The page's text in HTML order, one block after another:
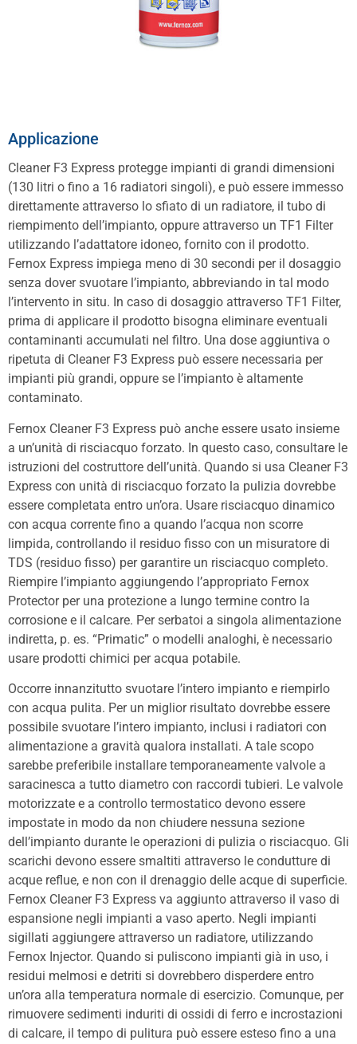
Applicazione
Cleaner F3 Express protegge impianti di grandi dimensioni
(130 litri o fino a 16 radiatori singoli), e può essere immesso
direttamente attraverso lo sfiato di un radiatore, il tubo di
riempimento dell’impianto, oppure attraverso un TF1 Filter
utilizzando l’adattatore idoneo, fornito con il prodotto.
Fernox Express impiega meno di 30 secondi per il dosaggio
senza dover svuotare l’impianto, abbreviando in tal modo
l’intervento in situ. In caso di dosaggio attraverso TF1 Filter,
prima di applicare il prodotto bisogna eliminare eventuali
contaminanti accumulati nel filtro. Una dose aggiuntiva o
ripetuta di Cleaner F3 Express può essere necessaria per
impianti più grandi, oppure se l’impianto è altamente
contaminato.
Fernox Cleaner F3 Express può anche essere usato insieme
a un’unità di risciacquo forzato. In questo caso, consultare le
istruzioni del costruttore dell’unità. Quando si usa Cleaner F3
Express con unità di risciacquo forzato la pulizia dovrebbe
essere completata entro un’ora. Usare risciacquo dinamico
con acqua corrente fino a quando l’acqua non scorre
limpida, controllando il residuo fisso con un misuratore di
TDS (residuo fisso) per garantire un risciacquo completo.
Riempire l’impianto aggiungendo l’appropriato Fernox
Protector per una protezione a lungo termine contro la
corrosione e il calcare. Per serbatoi a singola alimentazione
indiretta, p. es. “Primatic” o modelli analoghi, è necessario
usare prodotti chimici per acqua potabile.
Occorre innanzitutto svuotare l’intero impianto e riempirlo
con acqua pulita. Per un miglior risultato dovrebbe essere
possibile svuotare l’intero impianto, inclusi i radiatori con
alimentazione a gravità qualora installati. A tale scopo
sarebbe preferibile installare temporaneamente valvole a
saracinesca a tutto diametro con raccordi tubieri. Le valvole
motorizzate e a controllo termostatico devono essere
impostate in modo da non chiudere nessuna sezione
dell’impianto durante le operazioni di pulizia o risciacquo. Gli
scarichi devono essere smaltiti attraverso le condutture di
acque reflue, e non con il drenaggio delle acque di superficie.
Fernox Cleaner F3 Express va aggiunto attraverso il vaso di
espansione negli impianti a vaso aperto. Negli impianti
sigillati aggiungere attraverso un radiatore, utilizzando
Fernox Injector. Quando si puliscono impianti già in uso, i
residui melmosi e detriti si dovrebbero disperdere entro
un’ora alla temperatura normale di esercizio. Comunque, per
rimuovere sedimenti induriti di ossidi di ferro e incrostazioni
di calcare, il tempo di pulitura può essere esteso fino a una